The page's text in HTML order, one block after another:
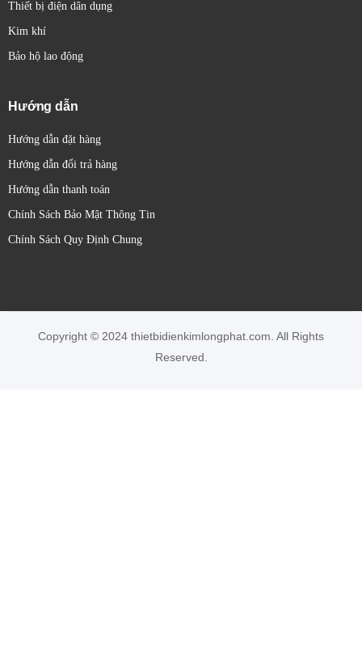
Thiết bị điện dân dụng
Kim khí
Bảo hộ lao động
Hướng dẫn
Hướng dẫn đặt hàng
Hướng dẫn đổi trả hàng
Hướng dẫn thanh toán
Chính Sách Bảo Mật Thông Tin
Chính Sách Quy Định Chung
Copyright © 2024 thietbidienkimlongphat.com. All Rights
Reserved.